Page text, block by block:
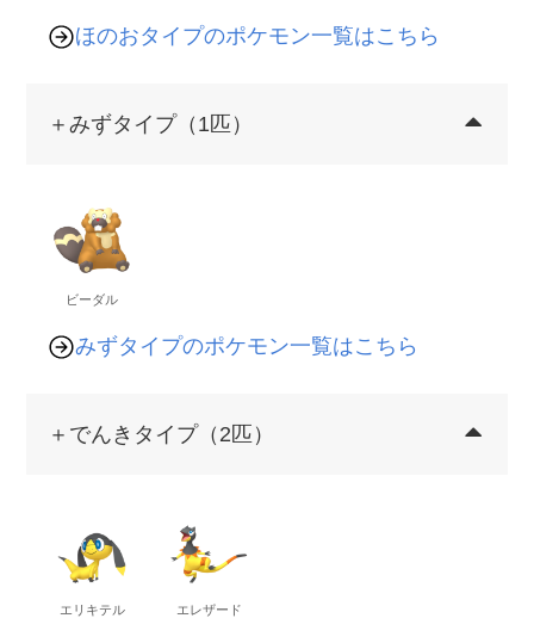
ほのおタイプのポケモン一覧はこちら
＋みずタイプ（1匹）
ビーダル
みずタイプのポケモン一覧はこちら
＋でんきタイプ（2匹）
エリキテル エレザード